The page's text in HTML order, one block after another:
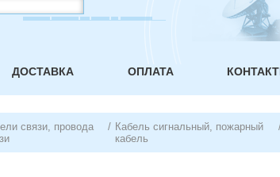
ДОСТАВКА ОПЛАТА
связи, провода
/ Кабель сигнальный, пожарный
кабель